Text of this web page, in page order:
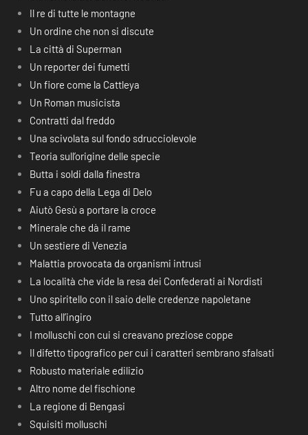
Il re di tutte le montagne
Un ordine che non si discute
La città di Superman
Un reporter dei fumetti
Un fiore come la Cattleya
Un Roman musicista
Contratti dal freddo
Una scivolata sul fondo sdrucciolevole
Teoria sull’origine delle specie
Butta i soldi dalla finestra
Fu a capo della Lega di Delo
Aiutò Gesù a portare la croce
Minerale che dà il rame
Un sestiere di Venezia
Malattia provocata da organismi intrusi
La località che vide la resa dei Confederati ai Nordisti
Uno spiritello con il saio delle credenze napoletane
Tutto all’ingiro
I molluschi con cui si creavano preziose coppe
Il difetto tipografico per cui i caratteri sembrano sfalsati
Robusto materiale edilizio
Altro nome del fischione
La regione di Bengasi
Squisiti molluschi